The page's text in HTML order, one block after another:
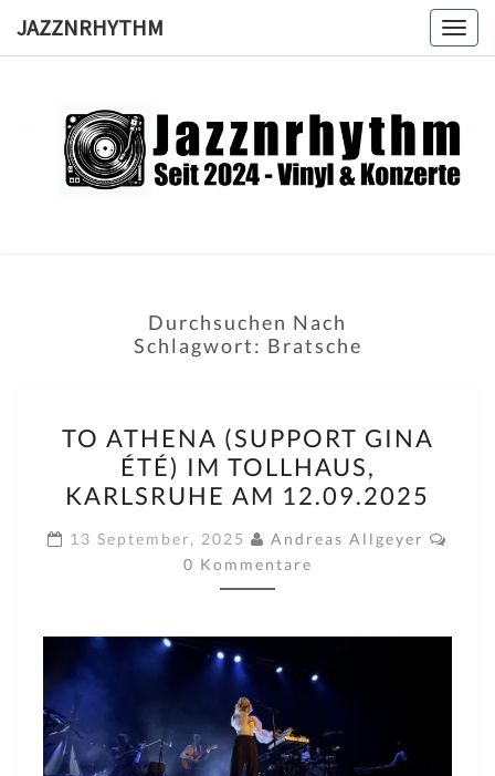
JAZZNRHYTHM
Seit
2024 –
Durchsuchen Nach
Schlagwort: Bratsche
ATHENA
(SUPPORT
GINA
ÉTÉ)
IM
TOLLHAUS,
AM
12.09.2025
TO ATHENA (SUPPORT GINA
ÉTÉ) IM TOLLHAUS,
KARLSRUHE AM 12.09.2025
13 September, 2025 Andreas Allgeyer
0 Kommentare